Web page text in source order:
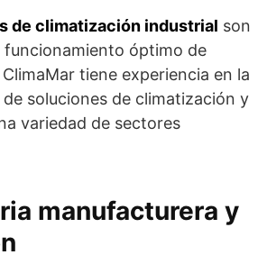
de climatización industrial son
funcionamiento óptimo de
tiene experiencia en la
soluciones de climatización y
variedad de sectores
manufacturera y